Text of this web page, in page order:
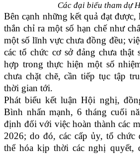
Các đại biểu tham dự
Bên cạnh những kết quả đạt
thắn chỉ ra một số hạn chế như
một số lĩnh vực chưa đồng đều;
các tổ chức cơ sở đảng chưa
hợp trong thực hiện một số
chưa chặt chẽ, cần tiếp tục tập
thời gian tới.
Phát biểu kết luận Hội nghị,
Bình nhấn mạnh, 6 tháng cuối
định đối với việc hoàn thành các
2026; do đó, các cấp ủy, tổ chức
thể hóa kịp thời các nghị quyết,